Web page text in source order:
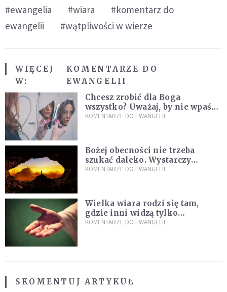
#ewangelia #wiara
#komentarz do
ewangelii
#wątpliwości w wierze
WIĘCEJ
W:
KOMENTARZE DO
EWANGELII
Chcesz zrobić dla Boga
wszystko? Uważaj, by nie wpaść
w groźną pułapkę
KOMENTARZE DO EWANGELII
Bożej obecności nie trzeba
szukać daleko. Wystarczy
nauczyć się słuchać
KOMENTARZE DO EWANGELII
Wielka wiara rodzi się tam,
gdzie inni widzą tylko
przeszkody
KOMENTARZE DO EWANGELII
SKOMENTUJ ARTYKUŁ